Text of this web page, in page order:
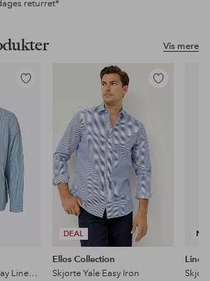
returret*
Vis mere
Tilføj
Hørskjorte slhRegclay Linenblend LS Cla
DEAL
Tilføj
Ellos Collection
Skjorte Yale Easy Iron